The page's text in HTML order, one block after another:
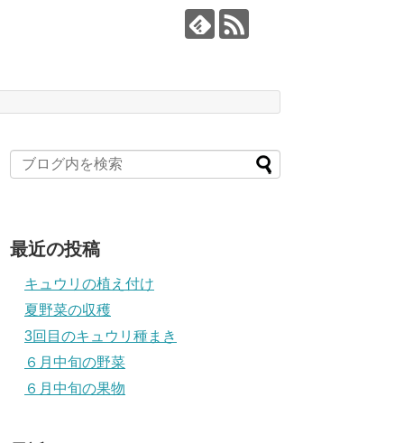
最近の投稿
キュウリの植え付け
夏野菜の収穫
3回目のキュウリ種まき
６月中旬の野菜
６月中旬の果物